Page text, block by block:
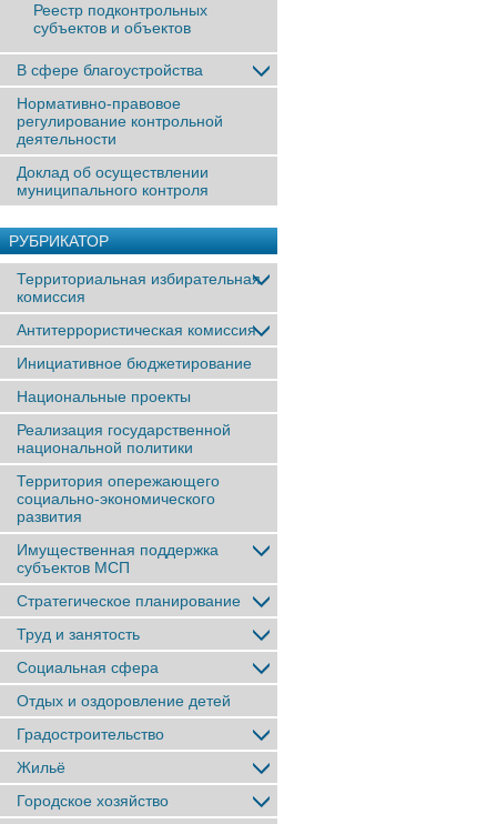
Реестр подконтрольных
субъектов и объектов
В сфере благоустройства
Нормативно-правовое
регулирование контрольной
деятельности
Доклад об осуществлении
муниципального контроля
РУБРИКАТОР
Территориальная избирательная
комиссия
Антитеррористическая комиссия
Инициативное бюджетирование
Национальные проекты
Реализация государственной
национальной политики
Территория опережающего
социально-экономического
развития
Имущественная поддержка
субъектов МСП
Стратегическое планирование
Труд и занятость
Социальная сфера
Отдых и оздоровление детей
Градостроительство
Жильё
Городское хозяйство